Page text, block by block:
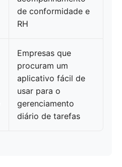
de conformidade e
RH
Empresas que
procuram um
aplicativo fácil de
usar para o
gerenciamento
diário de tarefas